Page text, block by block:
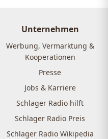
Unternehmen
Werbung, Vermarktung &
Kooperationen
Presse
Jobs & Karriere
Schlager Radio hilft
Schlager Radio Preis
Schlager Radio Wikipedia